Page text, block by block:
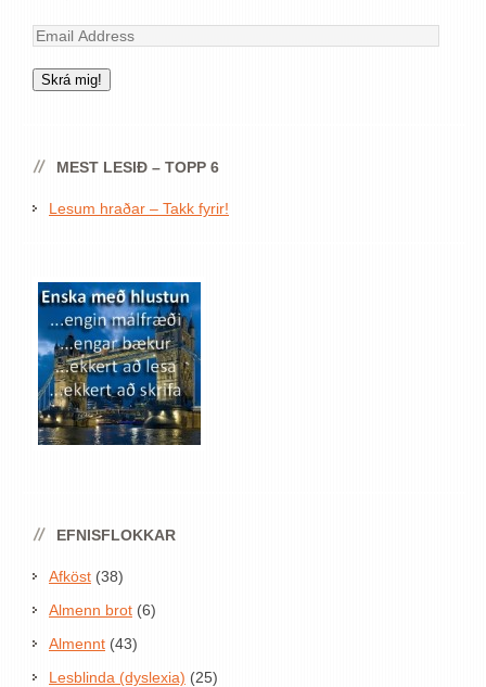
Email
Skrá mig!
MEST LESIÐ – TOPP 6
Lesum hraðar – Takk fyrir!
EFNISFLOKKAR
Afköst (38)
Almenn brot (6)
Almennt (43)
Lesblinda (dyslexia) (25)